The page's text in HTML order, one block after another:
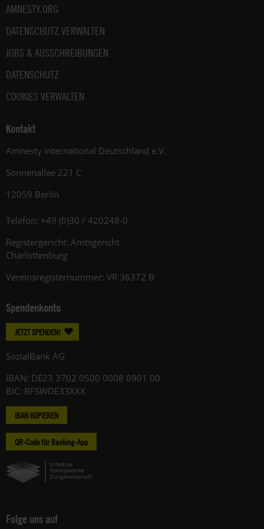
AMNESTY.ORG
DATENSCHUTZ VERWALTEN
JOBS & AUSSCHREIBUNGEN
DATENSCHUTZ
COOKIES VERWALTEN
Kontakt
Amnesty International Deutschland e.V.
Sonnenallee 221 C
12059 Berlin
Telefon: +49 (0)30 / 420248-0
Registergericht: Amtsgericht
Charlottenburg
Vereinsregisternummer: VR 36372 B
Spendenkonto
JETZT SPENDEN!
SozialBank AG
IBAN: DE23 3702 0500 0008 0901 00
BIC: BFSWDE33XXX
IBAN KOPIEREN
QR-Code für Banking-App
Folge uns auf